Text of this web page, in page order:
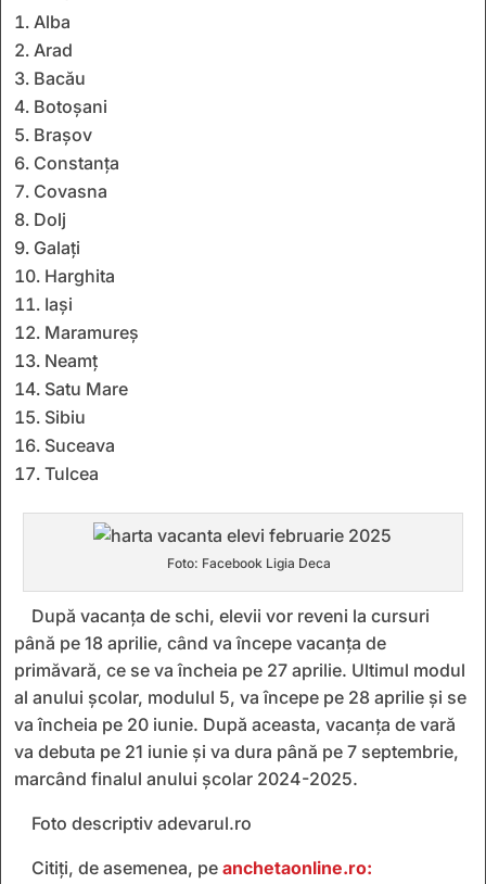
Alba
Arad
Bacău
Botoșani
Braşov
Constanţa
Covasna
Dolj
Galați
Harghita
Iași
Maramureș
Neamț
Satu Mare
Sibiu
Suceava
Tulcea
Foto: Facebook Ligia Deca
După vacanța de schi, elevii vor reveni la cursuri
până pe 18 aprilie, când va începe vacanța de
primăvară, ce se va încheia pe 27 aprilie. Ultimul modul
al anului școlar, modulul 5, va începe pe 28 aprilie și se
va încheia pe 20 iunie. După aceasta, vacanța de vară
va debuta pe 21 iunie și va dura până pe 7 septembrie,
marcând finalul anului școlar 2024-2025.
Foto descriptiv adevarul.ro
Citiți, de asemenea, pe anchetaonline.ro: